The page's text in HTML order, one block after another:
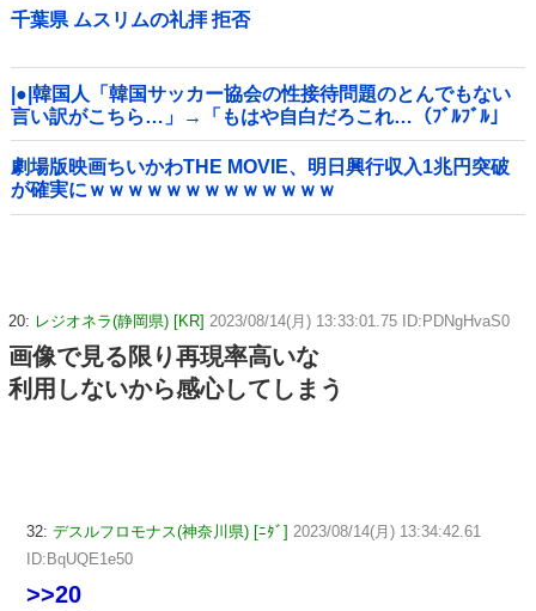
千葉県 ムスリムの礼拝 拒否
|●|韓国人「韓国サッカー協会の性接待問題のとんでもない
言い訳がこちら…」→「もはや自白だろこれ…（ﾌﾞﾙﾌﾞﾙ」
＝韓国の反応
劇場版映画ちいかわTHE MOVIE、明日興行収入1兆円突破
が確実にｗｗｗｗｗｗｗｗｗｗｗｗｗ
20: レジオネラ(静岡県) [KR] 2023/08/14(月) 13:33:01.75 ID:PDNgHvaS0
画像で見る限り再現率高いな
利用しないから感心してしまう
32: デスルフロモナス(神奈川県) [ﾆﾀﾞ] 2023/08/14(月) 13:34:42.61
ID:BqUQE1e50
>>20